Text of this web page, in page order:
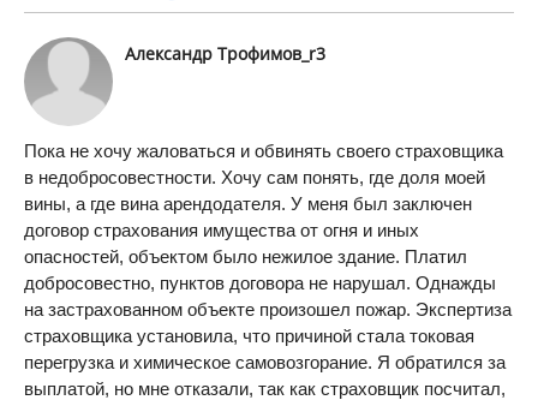
Александр Трофимов_r3
Пока не хочу жаловаться и обвинять своего страховщика
в недобросовестности. Хочу сам понять, где доля моей
вины, а где вина арендодателя. У меня был заключен
договор страхования имущества от огня и иных
опасностей, объектом было нежилое здание. Платил
добросовестно, пунктов договора не нарушал. Однажды
на застрахованном объекте произошел пожар. Экспертиза
страховщика установила, что причиной стала токовая
перегрузка и химическое самовозгорание. Я обратился за
выплатой, но мне отказали, так как страховщик посчитал,